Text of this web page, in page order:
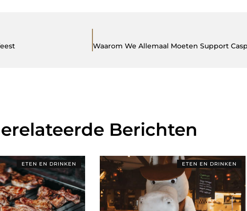
Berichten
ETEN EN DRINKEN ETEN EN DRINKEN